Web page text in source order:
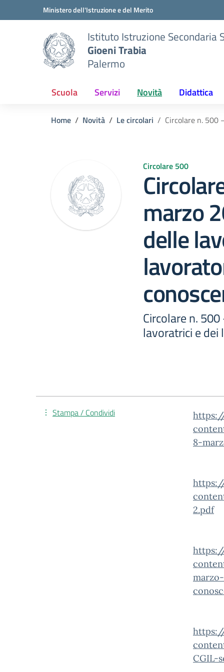
Vai ai contenuti
Vai al menu di navigazioneMinistero dell'Istruzione e del Merito
Istituto Istruzione Secondaria
Gioeni Trabia
Palermo
Scuola Servizi Novità Didattica
Home Novità Le circolari Circolare n. 500
Circolare 500
marzo
delle
Circolare n.
lavoratrici e dei
8-
2.pdf
CGIL-
Stampa / Condividi